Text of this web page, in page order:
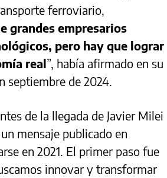
ferroviario,
grandes empresarios
pero hay que lograr
real”, había afirmado en su
septiembre de 2024.
de la llegada de Javier Milei
mensaje publicado en
en 2021. El primer paso fue
innovar y transformar